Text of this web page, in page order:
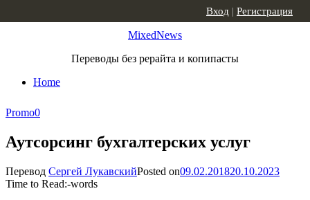
MixedNews
Переводы без рерайта и копипасты
Home
Вход | Регистрация
Promo0
Аутсорсинг бухгалтерских услуг
Перевод Сергей ЛукавскийPosted on09.02.201820.10.2023
Time to Read:-words